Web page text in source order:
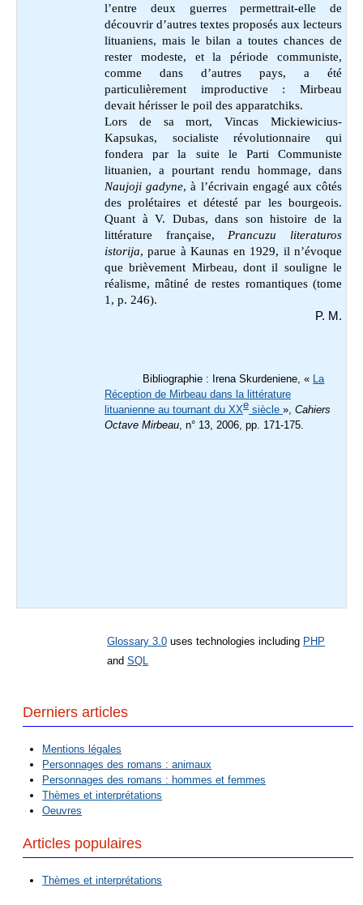
l’entre deux guerres permettrait-elle de
découvrir d’autres textes proposés aux lecteurs
lituaniens, mais le bilan a toutes chances de
rester modeste, et la période communiste,
comme dans d’autres pays, a été
particulièrement improductive : Mirbeau
devait hérisser le poil des apparatchiks.
Lors de sa mort, Vincas Mickiewicius-
Kapsukas, socialiste révolutionnaire qui
fondera par la suite le Parti Communiste
lituanien, a pourtant rendu hommage, dans
Naujoji gadyne,à l’écrivain engagé aux côtés
des prolétaires et détesté par les bourgeois.
Quant à V. Dubas, dans son histoire de la
littérature française,Prancuzu literaturos
istorija, parue à Kaunas en 1929, il n’évoque
que brièvement Mirbeau, dont il souligne le
réalisme, mâtiné de restes romantiques (tome
1, p. 246).
P. M.
Bibliographie : Irena Skurdeniene, « La
Réception de Mirbeau dans la littérature
lituanienne au tournant du XXe siècle », Cahiers
Octave Mirbeau , n° 13, 2006, pp. 171-175.
Glossary 3.0 uses technologies including PHP
and SQL
Derniers articles
Mentions légales
Personnages des romans : animaux
Personnages des romans : hommes et femmes
Thèmes et interprétations
Oeuvres
Articles populaires
Thèmes et interprétations